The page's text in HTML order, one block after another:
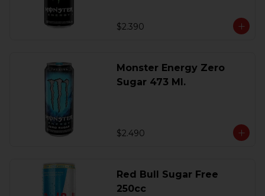
$2.390
Monster Energy Zero
Sugar 473 Ml.
$2.490
Red Bull Sugar Free
250cc